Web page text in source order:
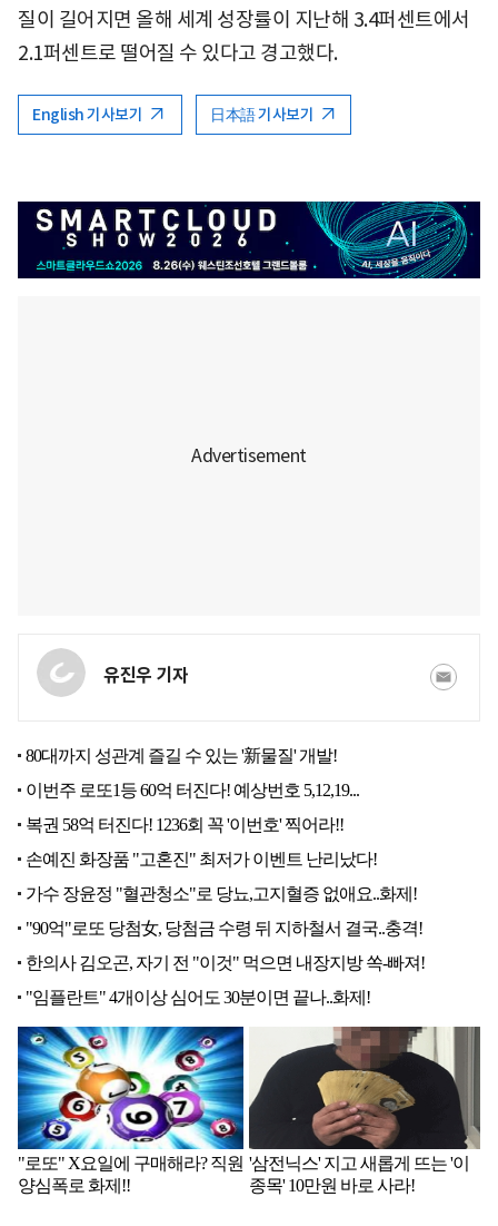
질이 길어지면 올해 세계 성장률이 지난해 3.4퍼센트에서
2.1퍼센트로 떨어질 수 있다고 경고했다.
English 기사보기 日本語 기사보기
유진우 기자